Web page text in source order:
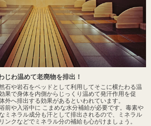
じわ温めて老廃物を排出！
石や岩石をベッドとして利用してそこに横たわる温
果で身体を内側からじっくり温めて発汗作用を促
外へ排出する効果があるといわれています。
前や入浴中に こまめな水分補給が必要です。毒素や
ミネラル成分も汗として排出されるので、ミネラル
ンクなどでミネラル分の補給も心がけましょう。